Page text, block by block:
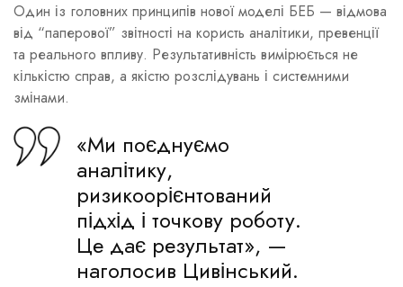
Один із головних принципів нової моделі БЕБ — відмова
від “паперової” звітності на користь аналітики, превенції
та реального впливу. Результативність вимірюється не
кількістю справ, а якістю розслідувань і системними
змінами.
«Ми поєднуємо
аналітику,
ризикоорієнтований
підхід і точкову роботу.
Це дає результат», —
наголосив Цивінський.